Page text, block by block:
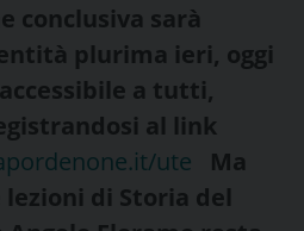
conclusiva sarà
plurima ieri, oggi
accessibile a tutti,
al link
ute
Ma
lezioni di Storia del